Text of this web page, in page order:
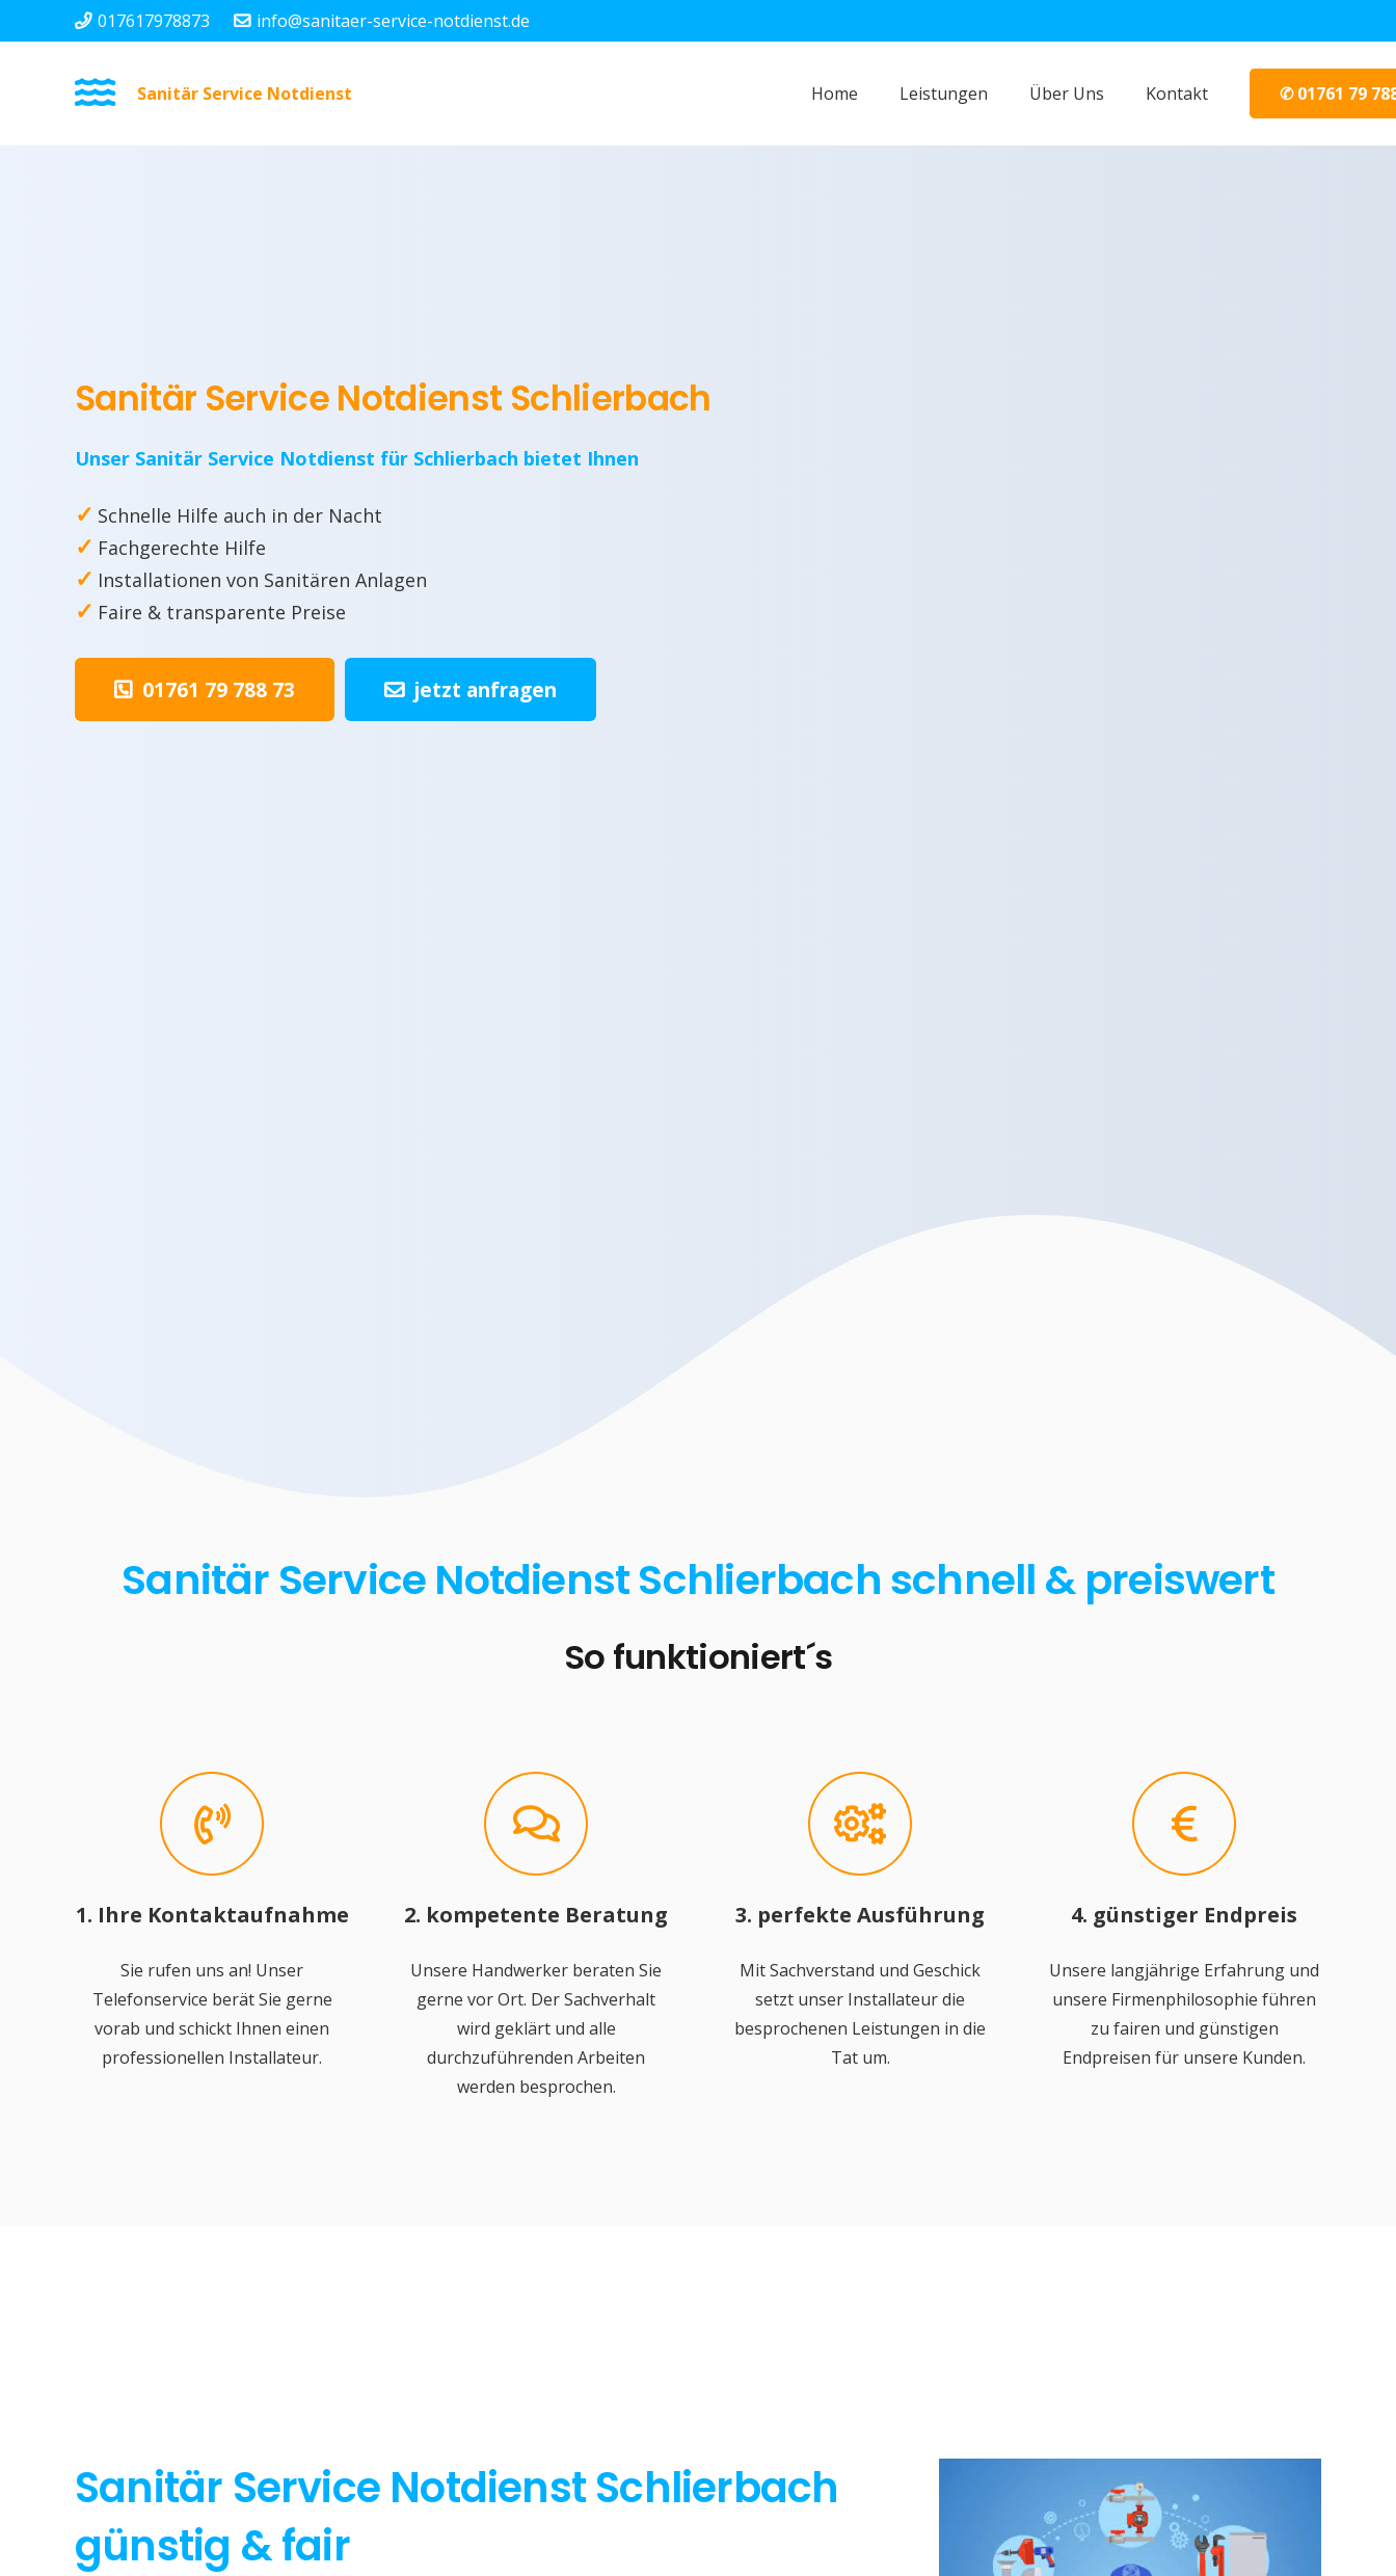
017617978873 info@sanitaer-service-notdienst.de
Sanitär Service Notdienst Home Leistungen Über Uns Kontakt ✆ 01761 79
Sanitär Service Notdienst Schlierbach
Unser Sanitär Service Notdienst für Schlierbach bietet Ihnen
✓ Schnelle Hilfe auch in der Nacht
✓ Fachgerechte Hilfe
✓ Installationen von Sanitären Anlagen
✓ Faire & transparente Preise
01761 79 788 73 jetzt anfragen
Sanitär Service Notdienst Schlierbach schnell & preiswert
So funktioniert´s
1. Ihre Kontaktaufnahme
Sie rufen uns an! Unser
Telefonservice berät Sie gerne
vorab und schickt Ihnen einen
professionellen Installateur.
2. kompetente Beratung
Unsere Handwerker beraten Sie
gerne vor Ort. Der Sachverhalt
wird geklärt und alle
durchzuführenden Arbeiten
werden besprochen.
3. perfekte Ausführung
Mit Sachverstand und Geschick
setzt unser Installateur die
besprochenen Leistungen in die
Tat um.
4. günstiger Endpreis
Unsere langjährige Erfahrung und
unsere Firmenphilosophie führen
zu fairen und günstigen
Endpreisen für unsere Kunden.
Sanitär Service Notdienst Schlierbach
günstig & fair